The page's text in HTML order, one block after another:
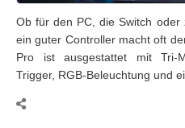
Ob für den PC, die Switch
ein guter Controller macht oft
Pro ist ausgestattet mit Tri-
Trigger, RGB-Beleuchtung und